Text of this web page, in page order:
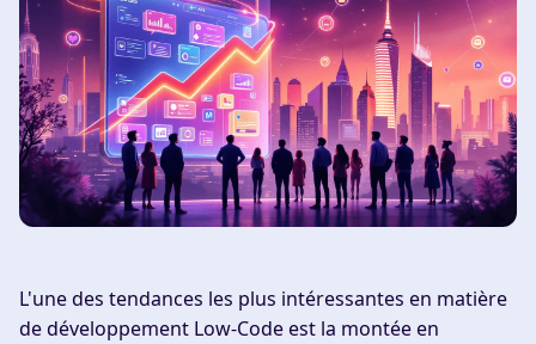
L'une des tendances les plus intéressantes en matière
de développement Low-Code est la montée en